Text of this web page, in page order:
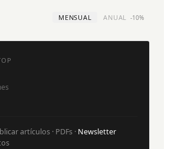
MENSUAL ANUAL -10%
artículos · PDFs · Newsletter